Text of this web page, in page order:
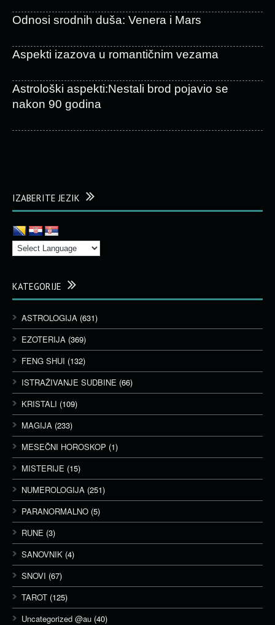
Odnosi srodnih duša: Venera i Mars
Aspekti izazova u romantičnim vezama
Astrološki aspekti:Nestali brod pojavio se
nakon 90 godina
IZABERITE JEZIK
KATEGORIJE
ASTROLOGIJA (631)
EZOTERIJA (369)
FENG SHUI (132)
ISTRAŽIVANJE SUDBINE (66)
KRISTALI (109)
MAGIJA (233)
MESEČNI HOROSKOP (1)
MISTERIJE (15)
NUMEROLOGIJA (251)
PARANORMALNO (5)
RUNE (3)
SANOVNIK (4)
SNOVI (67)
TAROT (125)
Uncategorized @au (40)